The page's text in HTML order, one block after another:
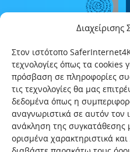
Στον ιστότοπο
τεχνολογίες όπως τα cookies
πρόσβαση σε πληροφορίες
τις τεχνολογίες θα μας
δεδομένα όπως η
αναγνωριστικά σε αυτόν
ανάκληση της συγκατάθεσης
ορισμένα χαρακτηριστικά